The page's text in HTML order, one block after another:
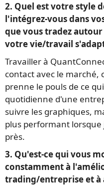
2. Quel est votre style
l'intégrez-vous dans
que vous tradez
votre vie/travail
Travailler à
contact avec le marché,
prenne le pouls de ce
quotidienne d'une
suivre les graphiques,
plus performant lorsque
près.
3. Qu'est-ce qui vous
constamment à
trading/entreprise et à